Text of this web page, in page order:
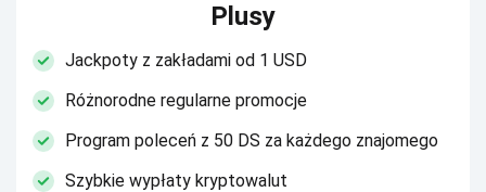
Plusy
Jackpoty z zakładami od 1 USD
Różnorodne regularne promocje
Program poleceń z 50 DS za każdego znajomego
Szybkie wypłaty kryptowalut